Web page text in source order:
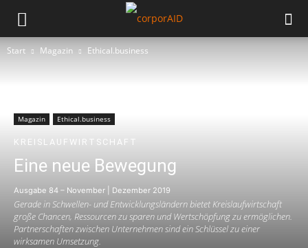
Start Magazin Ethical.business
Magazin Ethical.business
KREISLAUFWIRTSCHAFT
Eine neue Bewegung
Ausgabe 84 – November | Dezember 2019
Gerade in Schwellen- und Entwicklungsländern bietet Kreislaufwirtschaft
große Chancen, Ressourcen zu sparen und Wertschöpfung zu ermöglichen.
Partnerschaften zwischen Unternehmen sind ein Schlüssel zu einer
wirksamen Umsetzung.